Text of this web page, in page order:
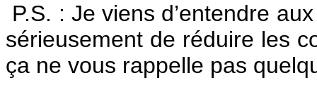
P.S. : Je viens d’entendre
sérieusement de réduire les
ça ne vous rappelle pas